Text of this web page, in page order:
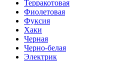
Терракотовая
Фиолетовая
Фуксия
Хаки
Черная
Черно-белая
Электрик